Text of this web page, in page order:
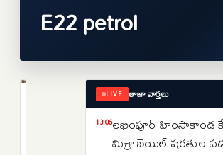
E22 petrol
LIVE తాజా వార్తలు
13:06లఖింపూర్ హింసాకాండ
మిశ్రా బెయిల్ షరతుల